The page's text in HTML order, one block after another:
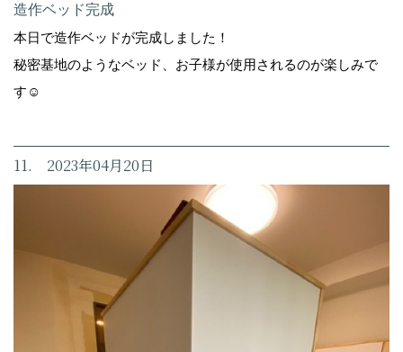
造作ベッド完成
本日で造作ベッドが完成しました！
秘密基地のようなベッド、お子様が使用されるのが楽しみで
す☺️
11. 2023年04月20日